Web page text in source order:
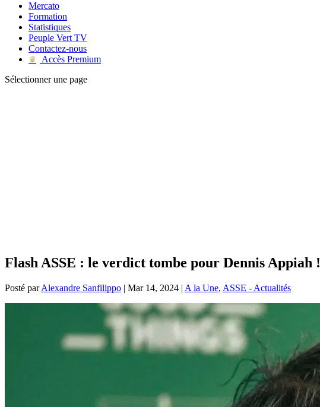
Mercato
Formation
Statistiques
Peuple Vert TV
Contactez-nous
♛
Accès Premium
Sélectionner une page
Flash ASSE : le verdict tombe pour Dennis Appiah !
Posté parAlexandre Sanfilippo | Mar 14, 2024 | A la Une, ASSE - Actualités